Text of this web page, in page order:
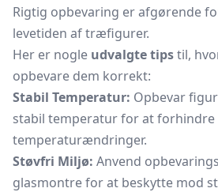
Rigtig opbevaring er afgørende
levetiden af træfigurer.
Her er nogle udvalgte tipstil,
opbevare dem korrekt:
Stabil Temperatur: Opbevar
stabil temperatur for at forhindre
temperaturændringer.
Støvfri Miljø: Anvend
glasmontrefor at beskytte mod